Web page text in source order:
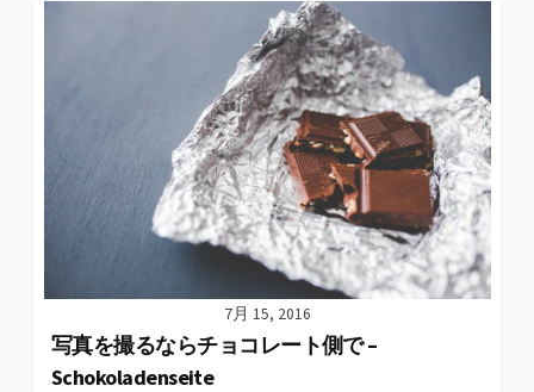
7月 15, 2016
写真を撮るならチョコレート側で –
Schokoladenseite